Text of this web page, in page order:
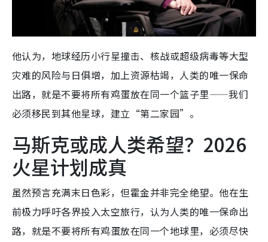
他认为，地球经历小行星撞击、核战或超级病毒等大型
灾难的风险与日俱增，加上资源枯竭，人类的唯一保命
出路，就是不要将所有鸡蛋放在同一个篮子里——我们
必须移民到其他星球，建立“第二家园”。
马斯克或成人类希望？2026
火星计划成真
虽然预言充满末日色彩，但霍金并非完全绝望。他在生
前极力呼吁各界投入太空旅行，认为人类的唯一保命出
路，就是不要将所有鸡蛋放在同一个地球里，必须尽快